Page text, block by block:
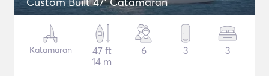
Katamaran
47 ft
14 m
6 3 3